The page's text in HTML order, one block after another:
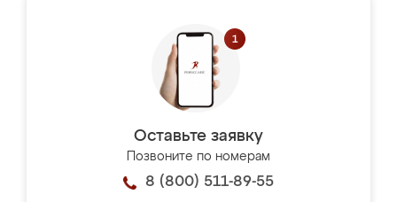
Оставьте заявку
Позвоните по номерам
8 (800) 511-89-55